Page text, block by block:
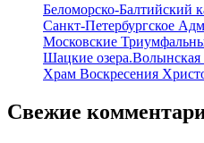
Беломорско-Балтийский
Санкт-Петербургское
Московские
Шацкие озера.Волынская
Храм Воскресения
Свежие